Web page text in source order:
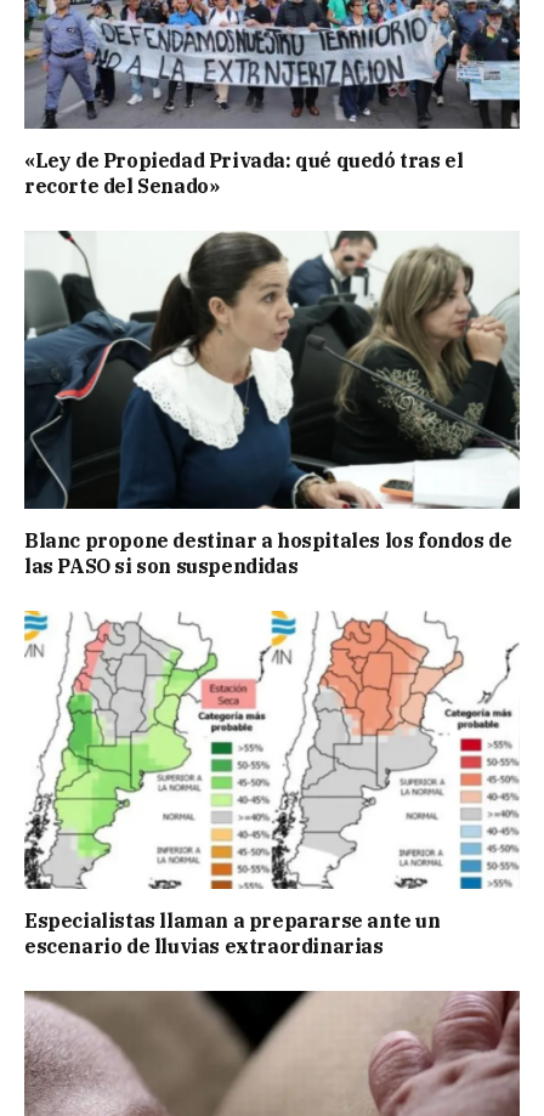
«Ley de Propiedad Privada: qué quedó tras el
recorte del Senado»
Blanc propone destinar a hospitales los fondos de
las PASO si son suspendidas
Especialistas llaman a prepararse ante un
escenario de lluvias extraordinarias